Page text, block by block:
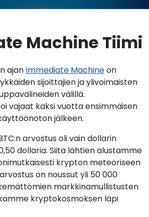
Machine Tiimi
ajan Immediate Machineon
sijoittajien ja ylivoimaisten
välillä.
vajaat kaksi vuotta ensimmäisen
jälkeen.
arvostus oli vain dollarin
dollaria. Siitä lähtien alustamme
krypton meteoriseen
on noussut yli 50 000
markkinamullistusten
kryptokosmoksen läpi